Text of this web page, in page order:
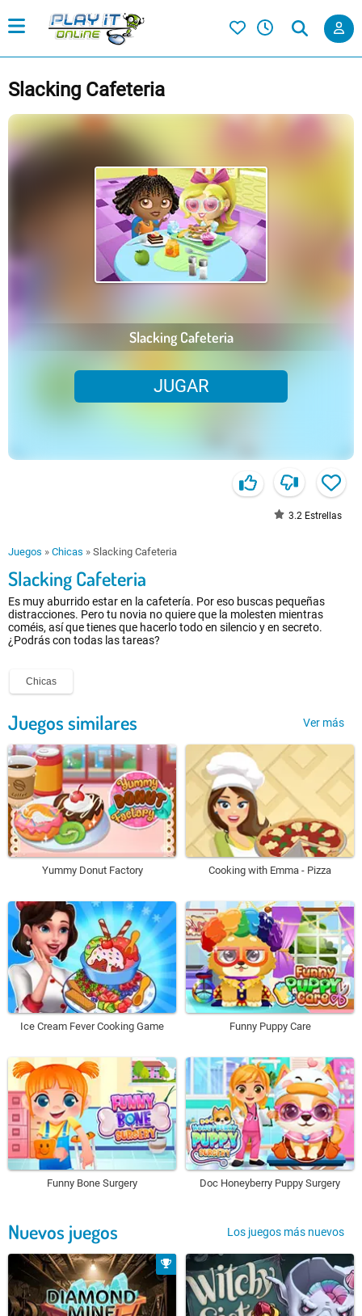
Slacking Cafeteria
Slacking Cafeteria
JUGAR
3.2 Estrellas
Juegos » Chicas » Slacking Cafeteria
Slacking Cafeteria
Es muy aburrido estar en la cafetería. Por eso buscas pequeñas
distracciones. Pero tu novia no quiere que la molesten mientras
coméis, así que tienes que hacerlo todo en silencio y en secreto.
¿Podrás con todas las tareas?
Chicas
Juegos similares Ver más
Yummy Donut Factory Cooking with Emma - Pizza
Ice Cream Fever Cooking Game Funny Puppy Care
Funny Bone Surgery Doc Honeyberry Puppy Surgery
Nuevos juegos Los juegos más nuevos